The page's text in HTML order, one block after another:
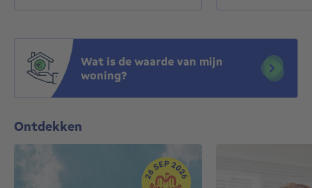
Wat is de waarde van mijn
woning?
Ontdekken